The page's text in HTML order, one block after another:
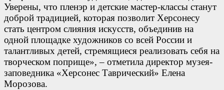
Уверены, что пленэр и детские мастер-классы станут
доброй традицией, которая позволит Херсонесу
стать центром слияния искусств, объединив на
одной площадке художников со всей России и
талантливых детей, стремящиеся реализовать себя на
творческом поприще», – отметила директор музея-
заповедника «Херсонес Таврический» Елена
Морозова.